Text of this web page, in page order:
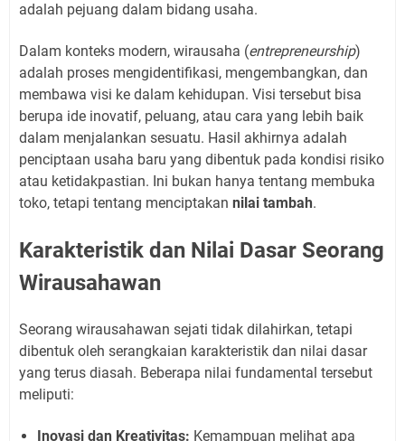
adalah pejuang dalam bidang usaha.
Dalam konteks modern, wirausaha (entrepreneurship)
adalah proses mengidentifikasi, mengembangkan, dan
membawa visi ke dalam kehidupan. Visi tersebut bisa
berupa ide inovatif, peluang, atau cara yang lebih baik
dalam menjalankan sesuatu. Hasil akhirnya adalah
penciptaan usaha baru yang dibentuk pada kondisi risiko
atau ketidakpastian. Ini bukan hanya tentang membuka
toko, tetapi tentang menciptakan nilai tambah.
Karakteristik dan Nilai Dasar Seorang
Wirausahawan
Seorang wirausahawan sejati tidak dilahirkan, tetapi
dibentuk oleh serangkaian karakteristik dan nilai dasar
yang terus diasah. Beberapa nilai fundamental tersebut
meliputi:
Inovasi dan Kreativitas: Kemampuan melihat apa